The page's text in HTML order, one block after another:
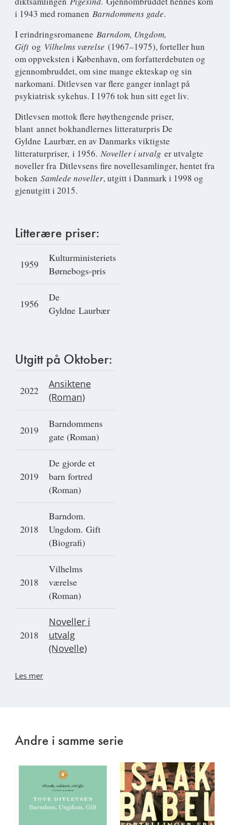
i 1943 med romanen Barndommens gade.
I erindringsromanene Barndom, Ungdom,
Gift og Vilhelms værelse (1967–1975), forteller hun
om oppveksten i København, om forfatterdebuten og
gjennombruddet, om sine mange ekteskap og sin
narkomani. Ditlevsen var flere ganger innlagt på
psykiatrisk sykehus. I 1976 tok hun sitt eget liv.
Ditlevsen mottok flere høythengende priser,
blant annet bokhandlernes litteraturpris De
Gyldne Laurbær, en av Danmarks viktigste
litteraturpriser, i 1956. Noveller i utvalg er utvalgte
noveller fra Ditlevsens fire novellesamlinger, hentet fra
boken Samlede noveller, utgitt i Danmark i 1998 og
gjenutgitt i 2015.
Litterære priser:
1959
Kulturministeriets
Børnebogs-pris
1956
De
Gyldne Laurbær
Utgitt på Oktober:
2022
Ansiktene
(Roman)
2019
Barndommens
gate (Roman)
2019
De gjorde et
barn fortred
(Roman)
2018
Barndom.
Ungdom. Gift
(Biografi)
2018
Vilhelms
værelse
(Roman)
2018
Noveller i
utvalg
(Novelle)
Les mer
Andre i samme serie